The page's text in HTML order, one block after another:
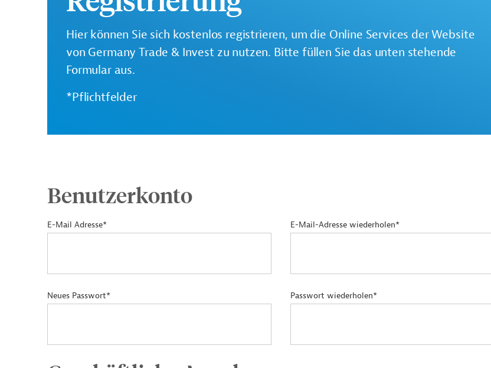
Hier können Sie sich kostenlos registrieren, um die Online Services der Website
von Germany Trade & Invest zu nutzen. Bitte füllen Sie das unten stehende
Formular aus.
*Pflichtfelder
Benutzerkonto
E-Mail Adresse* E-Mail-Adresse wiederholen*
Neues Passwort* Passwort wiederholen*